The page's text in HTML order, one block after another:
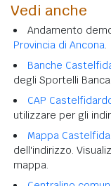
Vedi anche
Andamento
Provincia di Ancona.
Banche
degli Sportelli
CAP
utilizzare per gli
Mappa
dell'indirizzo.
mappa.